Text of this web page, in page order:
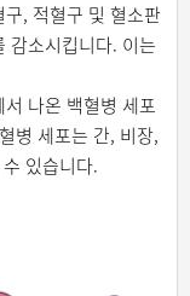
, 적혈구 및 혈소판
감소시킵니다. 이는
나온 백혈병 세포
병 세포는 간, 비장,
있습니다.